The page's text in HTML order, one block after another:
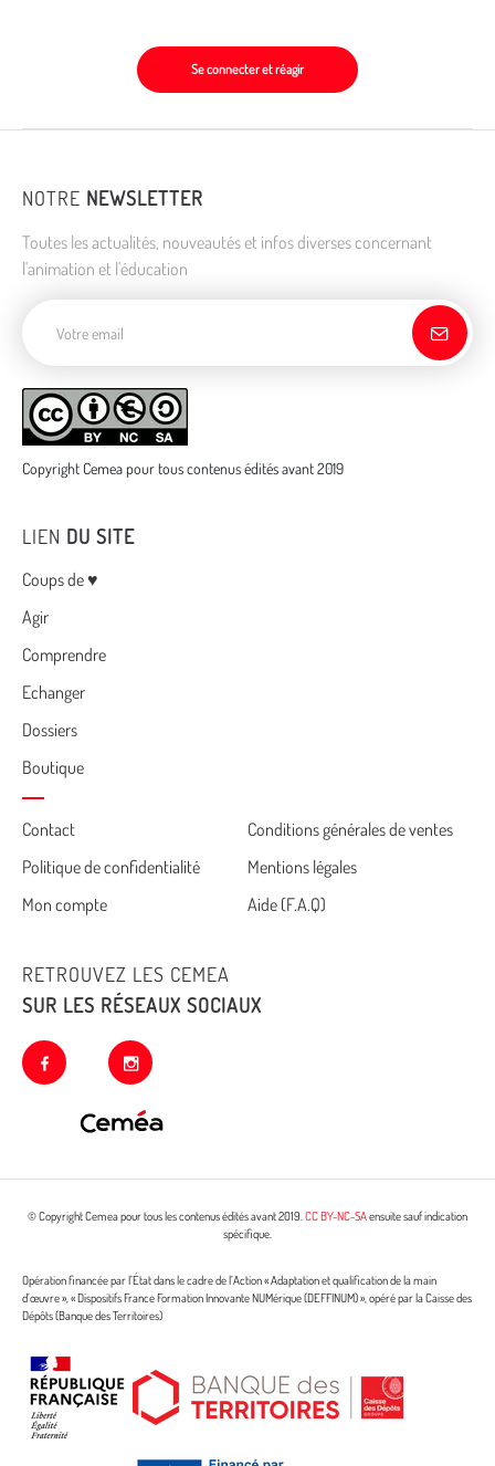
Se connecter et réagir
NOTRE NEWSLETTER
Toutes les actualités, nouveautés et infos diverses concernant
l'animation et l'éducation
Copyright Cemea pour tous contenus édités avant 2019
LIEN DU SITE
Menu
Coups de ♥
Agir
Comprendre
Echanger
Dossiers
Boutique
Cemea
footer
Contact
Conditions générales de ventes
Politique de confidentialité
Mentions légales
Mon compte
Aide (F.A.Q)
RETROUVEZ LES CEMEA
SUR LES RÉSEAUX SOCIAUX
facebook instagram
© Copyright Cemea pour tous les contenus édités avant 2019.CC BY-NC-SAensuite sauf indication
spécifique.
Opération financée par l’État dans le cadre de l’Action « Adaptation et qualification de la main
d’œuvre », « Dispositifs France Formation Innovante NUMérique (DEFFINUM) », opéré par la Caisse des
Dépôts (Banque des Territoires)